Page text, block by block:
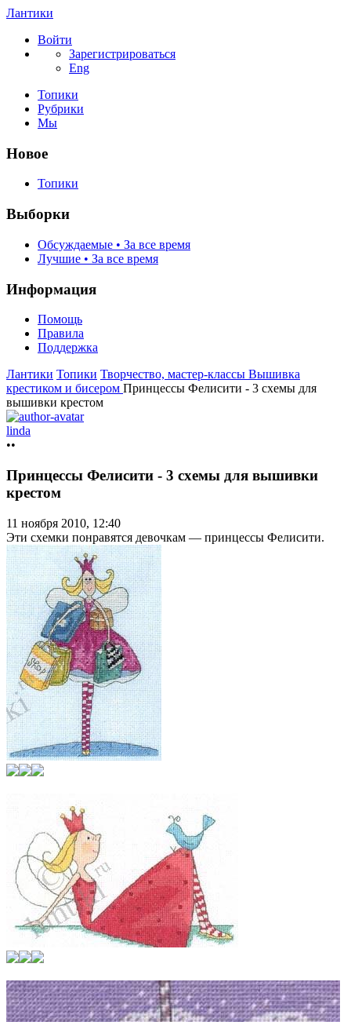
Лантики
Войти
Зарегистрироваться
Eng
Топики
Рубрики
Мы
Новое
Топики
Выборки
Обсуждаемые • За все время
Лучшие • За все время
Информация
Помощь
Правила
Поддержка
Лантики Топики Творчество, мастер-классы Вышивка
крестиком и бисером Принцессы Фелисити - 3 схемы для
вышивки крестом
linda
••
Принцессы Фелисити - 3 схемы для вышивки
крестом
11 ноября 2010, 12:40
Эти схемки понравятся девочкам — принцессы Фелисити.